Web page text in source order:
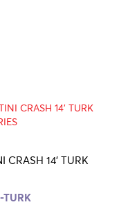
14' TURK
TURK